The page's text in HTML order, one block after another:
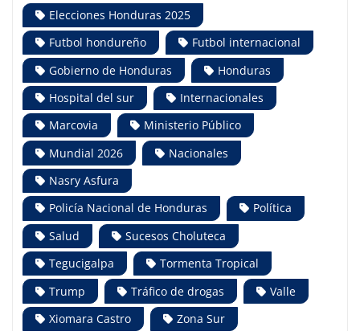
Elecciones Honduras 2025
Futbol hondureño
Futbol internacional
Gobierno de Honduras
Honduras
Hospital del sur
Internacionales
Marcovia
Ministerio Público
Mundial 2026
Nacionales
Nasry Asfura
Policía Nacional de Honduras
Política
Salud
Sucesos Choluteca
Tegucigalpa
Tormenta Tropical
Trump
Tráfico de drogas
Valle
Xiomara Castro
Zona Sur